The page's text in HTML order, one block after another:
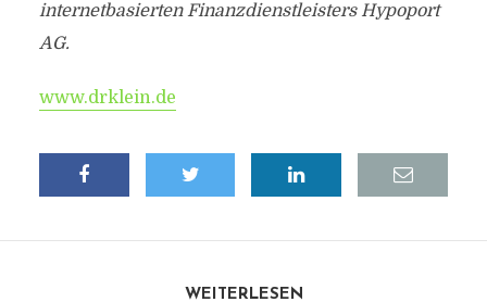
internetbasierten Finanzdienstleisters Hypoport
AG.
www.drklein.de
WEITERLESEN